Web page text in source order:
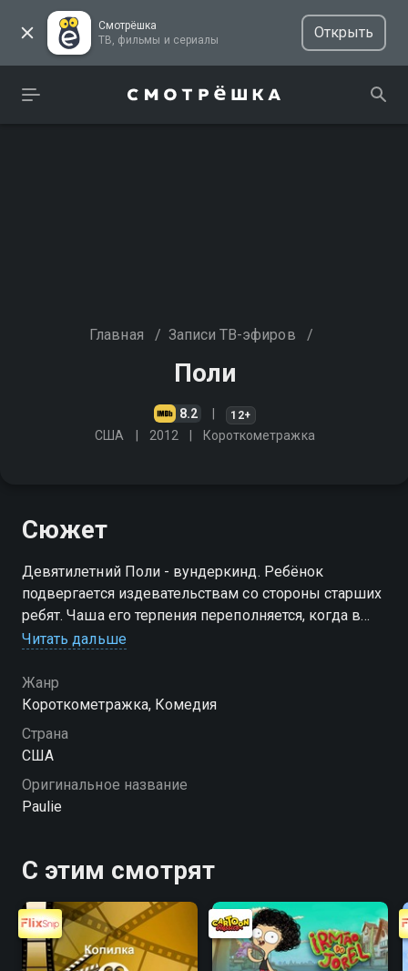
Смотрёшка
ТВ, фильмы и сериалы
Открыть
Главная / Записи ТВ-эфиров /
Поли
8.2 12+
США 2012 Короткометражка
Сюжет
Девятилетний Поли - вундеркинд. Ребёнок
подвергается издевательствам со стороны старших
ребят. Чаша его терпения переполняется, когда в
конкурсе эссе побеждает сочинение его врага. Но в
Читать дальше
Жанр
Короткометражка, Комедия
Страна
США
Оригинальное название
Paulie
С этим смотрят